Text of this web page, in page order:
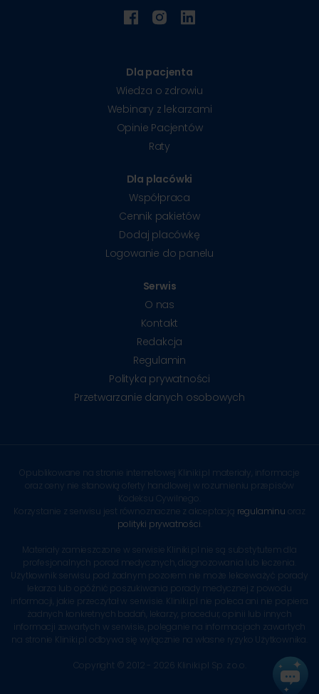
Dla pacjenta
Wiedza o zdrowiu
Webinary z lekarzami
Opinie Pacjentów
Raty
Dla placówki
Współpraca
Cennik pakietów
Dodaj placówkę
Logowanie do panelu
Serwis
O nas
Kontakt
Redakcja
Regulamin
Polityka prywatności
Przetwarzanie danych osobowych
Opublikowane na stronie internetowej Kliniki.pl materiały, informacje
oraz ceny nie stanowią oferty handlowej w rozumieniu przepisów
Kodeksu Cywilnego.
Korzystanie z serwisu jest równoznaczne z akceptacją regulaminu oraz
polityki prywatności
Materiały zamieszczone w serwisie Kliniki.pl nie są substytutem dla
profesjonalnych porad medycznych, diagnozowania lub leczenia.
Użytkownik serwisu pod żadnym pozorem nie może lekceważyć porady
lekarza lub opóźnić poszukiwania porady medycznej z powodu
informacji, jakie przeczytał w serwisie. Kliniki.pl nie poleca ani nie popiera
żadnych konkretnych badań, lekarzy, procedur, opinii lub innych
informacji zawartych w serwisie, poleganie na informacjach zawartych
na stronie Kliniki.pl odbywa się wyłącznie na własne ryzyko Użytkownika.
Copyright © 2012 - 2026 Kliniki.pl Sp. z o.o.